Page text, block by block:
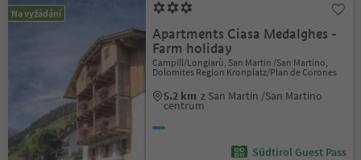
Na vyžádání
Apartments Ciasa Medalghes -
Farm holiday
Campill/Longiarù, San Martin /San Martino,
Dolomites Region Kronplatz/Plan de Corones
5.2 km z San Martin /San Martino
centrum
Südtirol Guest Pass